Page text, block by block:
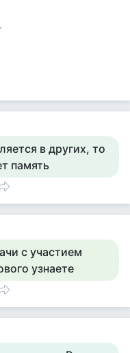
в других, то
память
с участием
узнаете